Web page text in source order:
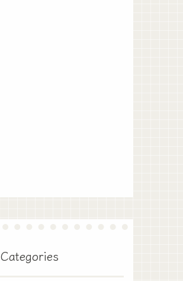
Categories